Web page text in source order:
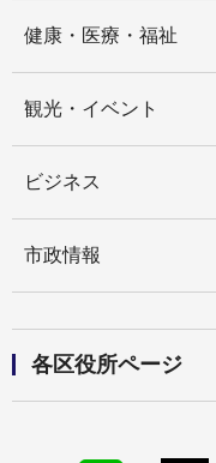
健康・医療・福祉
観光・イベント
ビジネス
市政情報
各区役所ページ